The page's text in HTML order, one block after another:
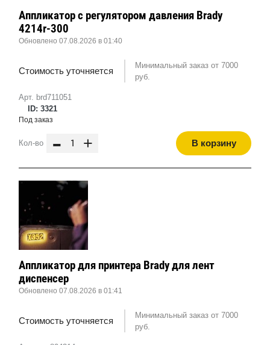
Арт. brd711051
ID: 3321
Аппликатор с регулятором давления Brady
4214r-300
Обновлено 07.08.2026 в 01:40
Стоимость уточняется
Минимальный заказ от 7000
руб.
Под заказ
Кол-во - + В корзину
Аппликатор для принтера Brady для лент
диспенсер
Обновлено 07.08.2026 в 01:41
Стоимость уточняется
Минимальный заказ от 7000
руб.